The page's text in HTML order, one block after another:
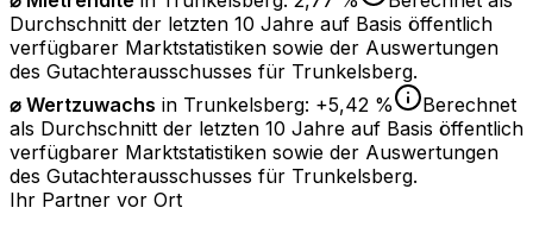
Durchschnitt der letzten 10 Jahre auf Basis öffentlich
verfügbarer Marktstatistiken sowie der Auswertungen
des Gutachterausschusses für Trunkelsberg.
⌀ Wertzuwachs in Trunkelsberg: +5,42 %
Berechnet
als Durchschnitt der letzten 10 Jahre auf Basis öffentlich
verfügbarer Marktstatistiken sowie der Auswertungen
des Gutachterausschusses für Trunkelsberg.
Ihr Partner vor Ort